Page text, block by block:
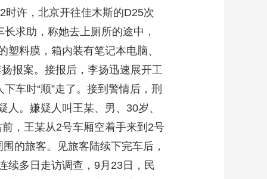
许，北京开往佳木斯的D25次
求助，称她去上厕所的途中，
料膜，箱内装有笔记本电脑、
报案。接报后，李扬迅速展开工
车时“顺”走了。接到警情后，刑
。嫌疑人叫王某、男、30岁、
，王某从2号车厢空着手来到2号
的旅客。见旅客陆续下完车后，
续多日走访调查，9月23日，民